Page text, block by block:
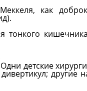
как
тонкого
детские
другие